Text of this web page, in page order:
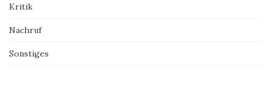
Kritik
Nachruf
Sonstiges